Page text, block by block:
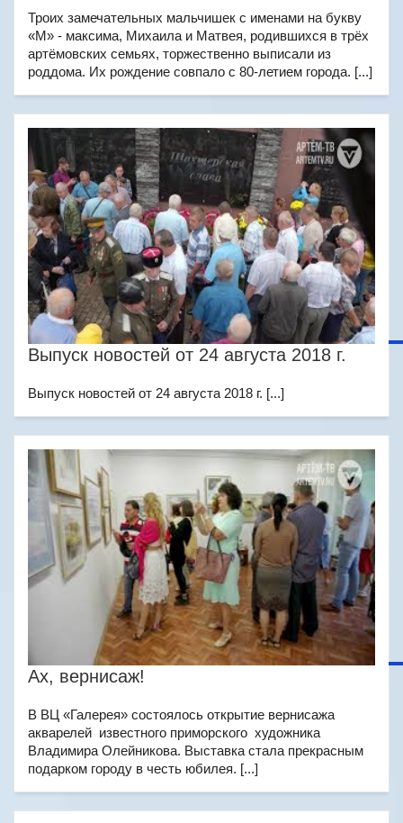
Троих замечательных мальчишек с именами на букву
«М» - максима, Михаила и Матвея, родившихся в трёх
артёмовских семьях, торжественно выписали из
роддома. Их рождение совпало с 80-летием города. [...]
Выпуск новостей от 24 августа 2018 г.
Выпуск новостей от 24 августа 2018 г. [...]
Ах, вернисаж!
В ВЦ «Галерея» состоялось открытие вернисажа
акварелей известного приморского художника
Владимира Олейникова. Выставка стала прекрасным
подарком городу в честь юбилея. [...]